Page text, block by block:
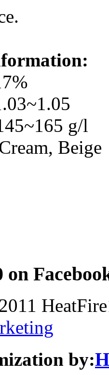
g/l
Beige
on
by: